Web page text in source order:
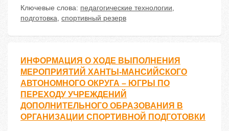
Ключевые слова: педагогические технологии,
подготовка, спортивный резерв
ИНФОРМАЦИЯ О ХОДЕ ВЫПОЛНЕНИЯ
МЕРОПРИЯТИЙ ХАНТЫ-МАНСИЙСКОГО
АВТОНОМНОГО ОКРУГА – ЮГРЫ ПО
ПЕРЕХОДУ УЧРЕЖДЕНИЙ
ДОПОЛНИТЕЛЬНОГО ОБРАЗОВАНИЯ В
ОРГАНИЗАЦИИ СПОРТИВНОЙ ПОДГОТОВКИ